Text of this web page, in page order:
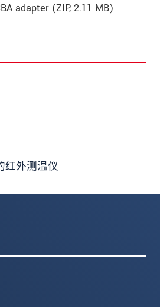
adapter (ZIP, 2.11 MB)
红外测温仪